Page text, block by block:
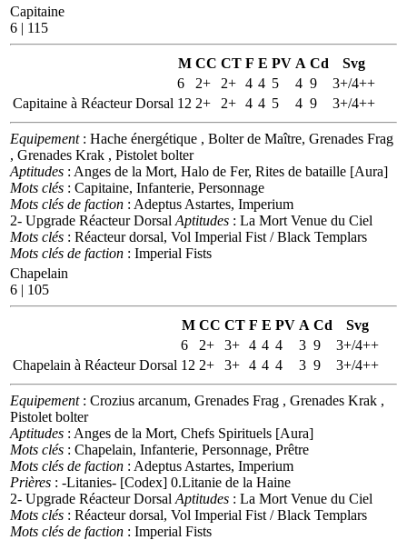
Capitaine
6 | 115
M CC CT F E PV A Cd
Svg
6
2+ 2+ 4 4 5 4 9
3+/4++
Capitaine à Réacteur Dorsal 12 2+ 2+ 4 4 5 4 9 3+/4++
Equipement: Hache énergétique , Bolter de Maître, Grenades Frag
, Grenades Krak , Pistolet bolter
Aptitudes : Anges de la Mort, Halo de Fer, Rites de bataille [Aura]
Mots clés : Capitaine, Infanterie, Personnage
Mots clés de faction : Adeptus Astartes, Imperium
2- Upgrade Réacteur Dorsal Aptitudes : La Mort Venue du Ciel
Mots clés : Réacteur dorsal, Vol Imperial Fist / Black Templars
Mots clés de faction : Imperial Fists
Chapelain
6 | 105
M CC CT F E PV A Cd
Svg
6
2+ 3+ 4 4 4 3 9
3+/4++
Chapelain à Réacteur Dorsal 12 2+ 3+ 4 4 4 3 9 3+/4++
Equipement: Crozius arcanum, Grenades Frag , Grenades Krak ,
Pistolet bolter
Aptitudes : Anges de la Mort, Chefs Spirituels [Aura]
Mots clés : Chapelain, Infanterie, Personnage, Prêtre
Mots clés de faction : Adeptus Astartes, Imperium
Prières : -Litanies- [Codex] 0.Litanie de la Haine
2- Upgrade Réacteur Dorsal Aptitudes : La Mort Venue du Ciel
Mots clés : Réacteur dorsal, Vol Imperial Fist / Black Templars
Mots clés de faction : Imperial Fists